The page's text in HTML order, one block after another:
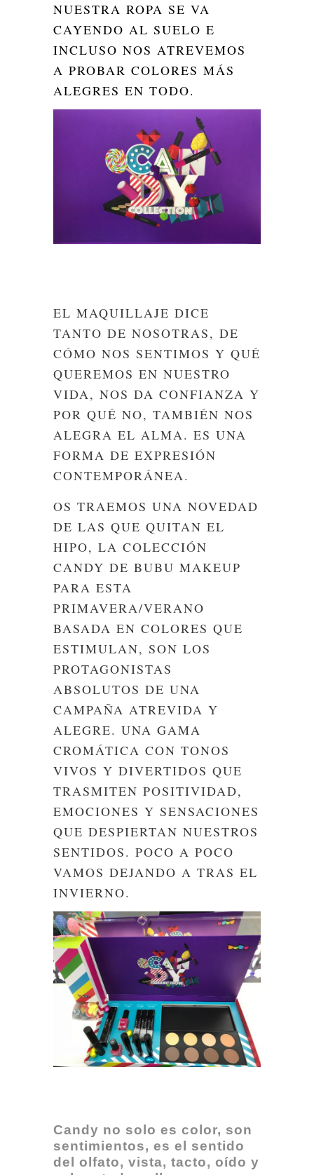
NUESTRA ROPA SE VA
CAYENDO AL SUELO E
INCLUSO NOS ATREVEMOS
A PROBAR COLORES MÁS
ALEGRES EN TODO.
EL MAQUILLAJE DICE
TANTO DE NOSOTRAS, DE
CÓMO NOS SENTIMOS Y QUÉ
QUEREMOS EN NUESTRO
VIDA, NOS DA CONFIANZA Y
POR QUÉ NO, TAMBIÉN NOS
ALEGRA EL ALMA. ES UNA
FORMA DE EXPRESIÓN
CONTEMPORÁNEA.
OS TRAEMOS UNA NOVEDAD
DE LAS QUE QUITAN EL
HIPO, LA COLECCIÓN
CANDY DE BUBU MAKEUP
PARA ESTA
PRIMAVERA/VERANO
BASADA EN COLORES QUE
ESTIMULAN, SON LOS
PROTAGONISTAS
ABSOLUTOS DE UNA
CAMPAÑA ATREVIDA Y
ALEGRE. UNA GAMA
CROMÁTICA CON TONOS
VIVOS Y DIVERTIDOS QUE
TRASMITEN POSITIVIDAD,
EMOCIONES Y SENSACIONES
QUE DESPIERTAN NUESTROS
SENTIDOS. POCO A POCO
VAMOS DEJANDO A TRAS EL
INVIERNO.
Candy no solo es color, son
sentimientos, es el sentido
del olfato, vista, tacto, oído y